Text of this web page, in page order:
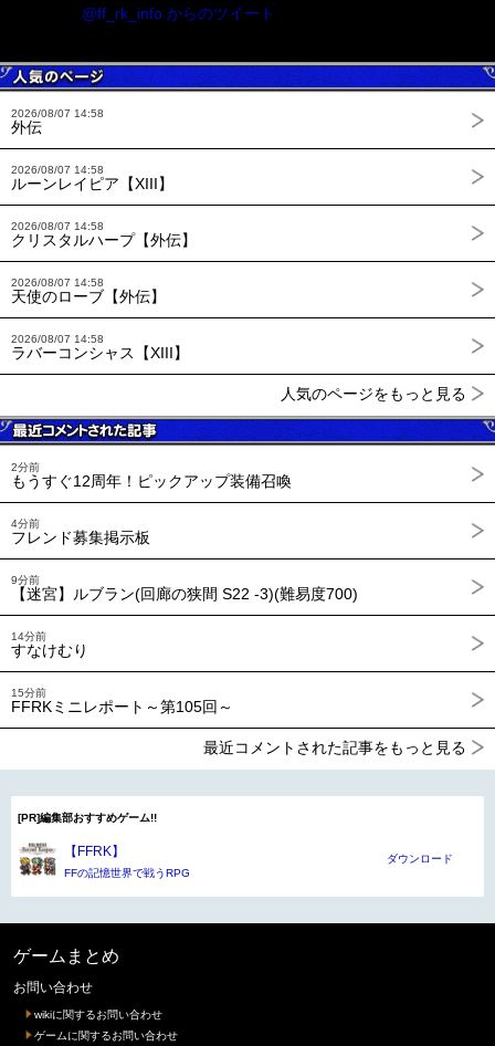
@ff_rk_info からのツイート
2026/08/07 14:58
外伝
2026/08/07 14:58
ルーンレイピア【XIII】
2026/08/07 14:58
クリスタルハープ【外伝】
2026/08/07 14:58
天使のローブ【外伝】
2026/08/07 14:58
ラバーコンシャス【XIII】
人気のページをもっと見る
2分前
もうすぐ12周年！ピックアップ装備召喚
4分前
フレンド募集掲示板
9分前
【迷宮】ルブラン(回廊の狭間 S22 -3)(難易度700)
14分前
すなけむり
15分前
FFRKミニレポート～第105回～
最近コメントされた記事をもっと見る
[PR]編集部おすすめゲーム!!
【FFRK】
FFの記憶世界で戦うRPG
ダウンロード
ゲームまとめ
お問い合わせ
wikiに関するお問い合わせ
ゲームに関するお問い合わせ